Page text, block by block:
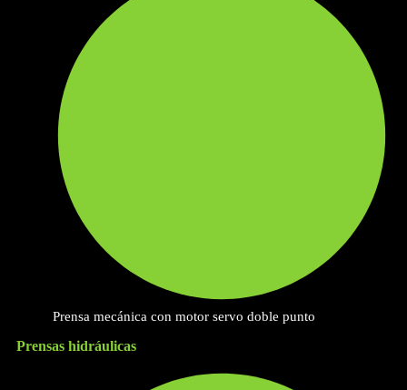
Prensa mecánica con motor servo doble punto
Prensas hidráulicas